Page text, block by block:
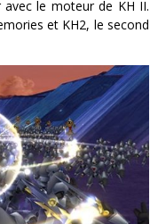
le moteur de KH II.
et KH2, le second